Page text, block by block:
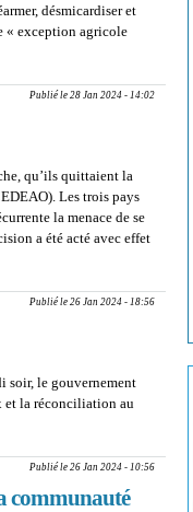
désmicardiser et
« exception agricole
Publié le 28 Jan 2024 - 14:02
qu’ils quittaient la
Les trois pays
la menace de se
a été acté avec effet
Publié le 26 Jan 2024 - 18:56
soir, le gouvernement
et la réconciliation au
Publié le 26 Jan 2024 - 10:56
communauté